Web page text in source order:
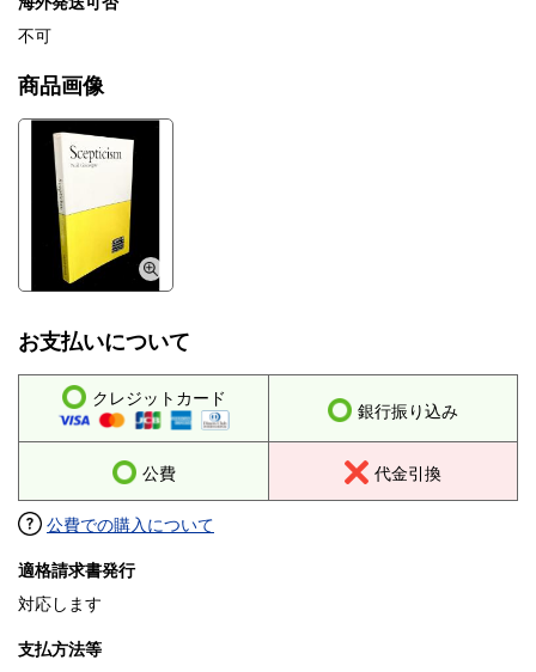
不可
商品画像
お支払いについて
クレジットカード
銀行振り込み
公費 代金引換
公費での購入について
適格請求書発行
対応します
支払方法等